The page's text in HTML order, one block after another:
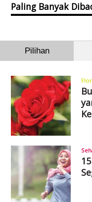
Paling Banyak
Pilihan